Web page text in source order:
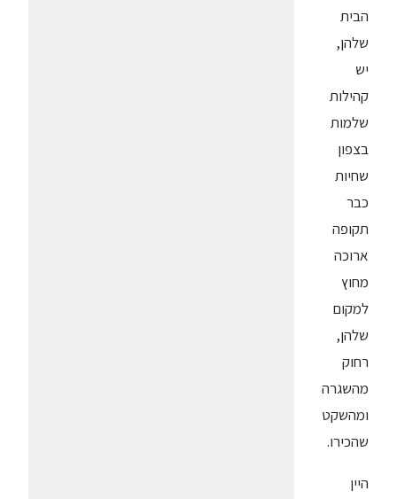
הבית
שלהן,
יש
קהילות
שלמות
בצפון
שחיות
כבר
תקופה
ארוכה
מחוץ
למקום
שלהן,
רחוק
מהשגרה
ומהשקט
שהכירו.
היין